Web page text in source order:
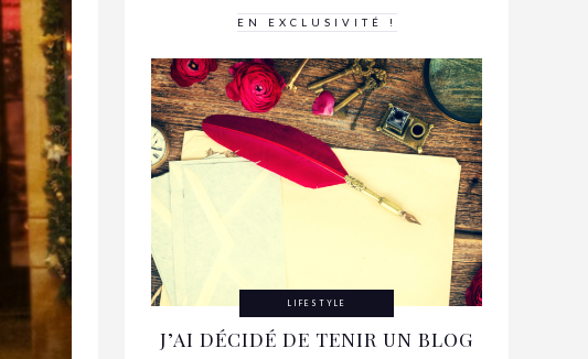
EN EXCLUSIVITÉ !
LIFESTYLE
J’AI DÉCIDÉ DE TENIR UN BLOG